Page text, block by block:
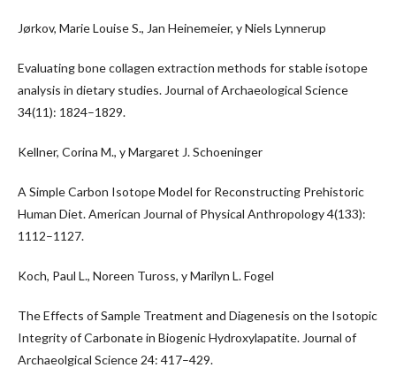
Jørkov, Marie Louise S., Jan Heinemeier, y Niels Lynnerup
Evaluating bone collagen extraction methods for stable isotope
analysis in dietary studies. Journal of Archaeological Science
34(11): 1824–1829.
Kellner, Corina M., y Margaret J. Schoeninger
A Simple Carbon Isotope Model for Reconstructing Prehistoric
Human Diet. American Journal of Physical Anthropology 4(133):
1112–1127.
Koch, Paul L., Noreen Tuross, y Marilyn L. Fogel
The Effects of Sample Treatment and Diagenesis on the Isotopic
Integrity of Carbonate in Biogenic Hydroxylapatite. Journal of
Archaeolgical Science 24: 417–429.